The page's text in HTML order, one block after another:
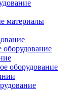
материалы
оборудование
оборудование